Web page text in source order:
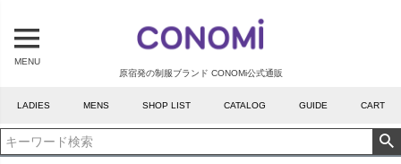
原宿発の制服ブランド CONOMi公式通販
MENU
LADIES MENS SHOP LIST CATALOG GUIDE CART